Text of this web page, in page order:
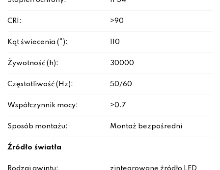
CRI: >90
Kąt świecenia (°): 110
Żywotność (h): 30000
Częstotliwość (Hz): 50/60
Współczynnik mocy: >0.7
Sposób montażu: Montaż bezpośredni
Źródło światła